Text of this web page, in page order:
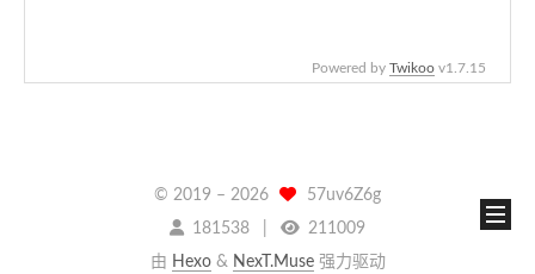
Powered by Twikoo v1.7.15
© 2019 – 2026
57uv6Z6g
181538
211009
由 Hexo& NexT.Muse强力驱动